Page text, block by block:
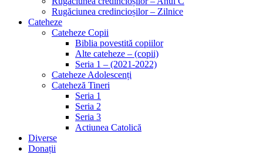
Rugăciunea credincioșilor – Zilnice
Cateheze
Cateheze Copii
Biblia povestită copiilor
Alte cateheze – (copii)
Seria 1 – (2021-2022)
Cateheze Adolescenți
Cateheză Tineri
Seria 1
Seria 2
Seria 3
Actiunea Catolică
Diverse
Donații